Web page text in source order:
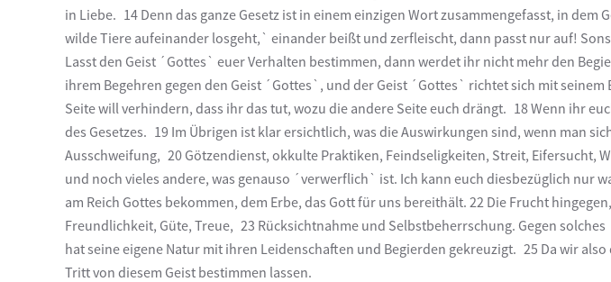
in Liebe. 14 Denn das ganze Gesetz ist in einem einzigen Wort zusammengefasst, in
wilde Tiere aufeinander losgeht,` einander beißt und zerfleischt, dann passt nur auf!
Lasst den Geist ´Gottes` euer Verhalten bestimmen, dann werdet ihr nicht mehr den
ihrem Begehren gegen den Geist ´Gottes`, und der Geist ´Gottes` richtet sich mit
Seite will verhindern, dass ihr das tut, wozu die andere Seite euch drängt. 18 Wenn ihr
des Gesetzes. 19 Im Übrigen ist klar ersichtlich, was die Auswirkungen sind, wenn man
Ausschweifung, 20 Götzendienst, okkulte Praktiken, Feindseligkeiten, Streit, Eifersucht,
und noch vieles andere, was genauso ´verwerflich` ist. Ich kann euch diesbezüglich nur
am Reich Gottes bekommen, dem Erbe, das Gott für uns bereithält. 22 Die Frucht
Freundlichkeit, Güte, Treue, 23 Rücksichtnahme und Selbstbeherrschung. Gegen
hat seine eigene Natur mit ihren Leidenschaften und Begierden gekreuzigt. 25 Da wir
Tritt von diesem Geist bestimmen lassen.